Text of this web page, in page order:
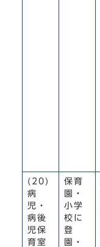
(20)
病
児・
病後
児保
育室
保育
園・
小学
校に
登
園・